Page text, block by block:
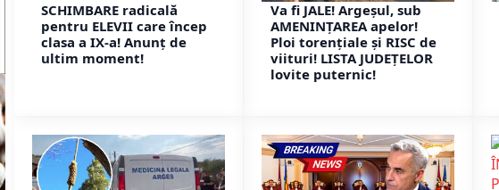
SCHIMBARE radicală
pentru ELEVII care încep
clasa a IX-a! Anunț de
ultim moment!
Va fi JALE! Argeșul, sub
AMENINȚAREA apelor!
Ploi torențiale și RISC de
viituri! LISTA JUDEȚELOR
lovite puternic!